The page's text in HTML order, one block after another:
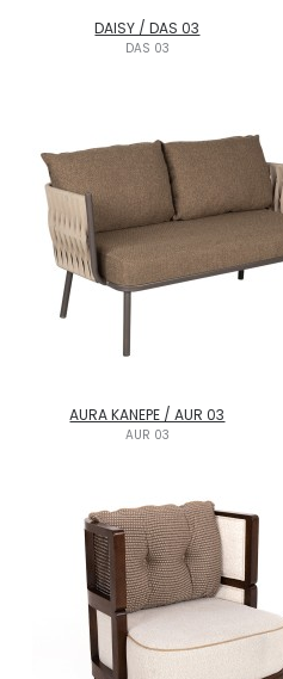
DAISY / DAS 03
DAS 03
AURA KANEPE / AUR 03
AUR 03